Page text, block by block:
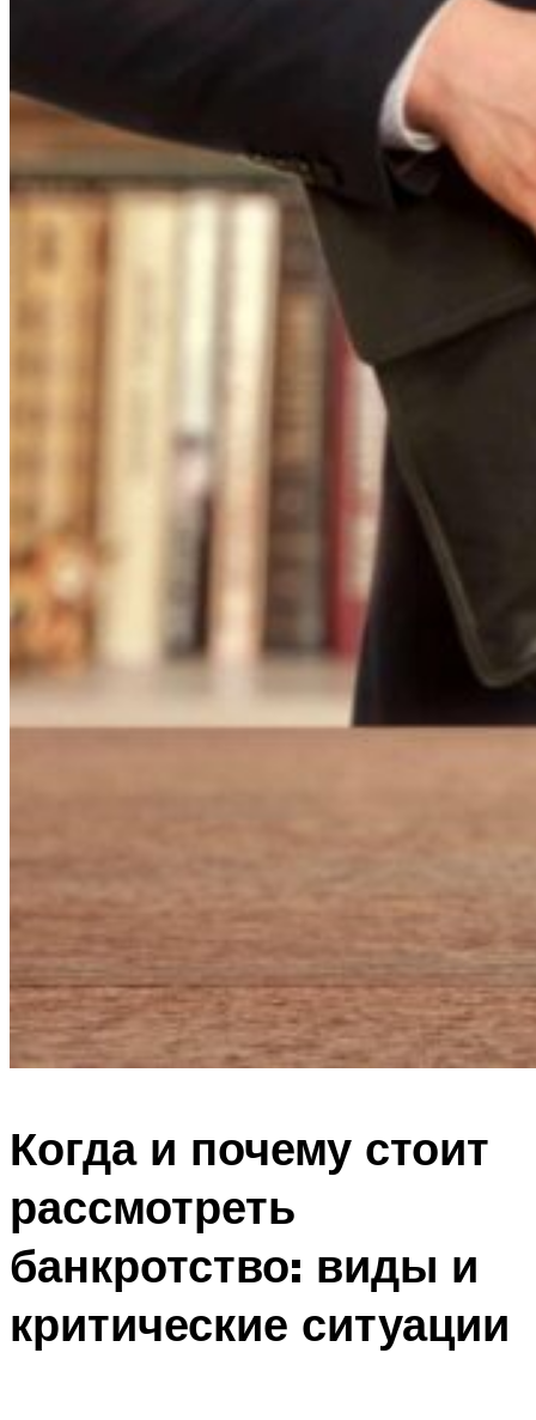
Когда и почему стоит
рассмотреть
банкротство: виды и
критические ситуации